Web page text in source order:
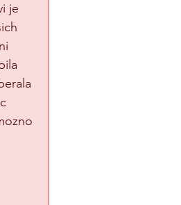
je